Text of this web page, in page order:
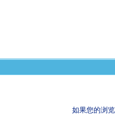
如果您的浏